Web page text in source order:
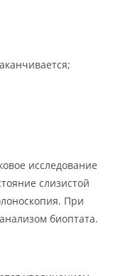
исследование
слизистой
При
биоптата.